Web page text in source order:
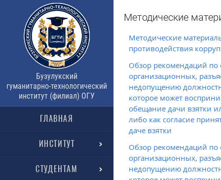
Бузулукский
гуманитарно-технологический
институт (филиал) ОГУ
ГЛАВНАЯ
ИНСТИТУТ
СТУДЕНТАМ
Методические
Методические
противодействия
Обзор рекомендаций по
организационных,
недопущению
которое может
обещание дачи взятки
либо как согласие
даче взятки
Обзор рекомендаций по
организационных,
недопущению